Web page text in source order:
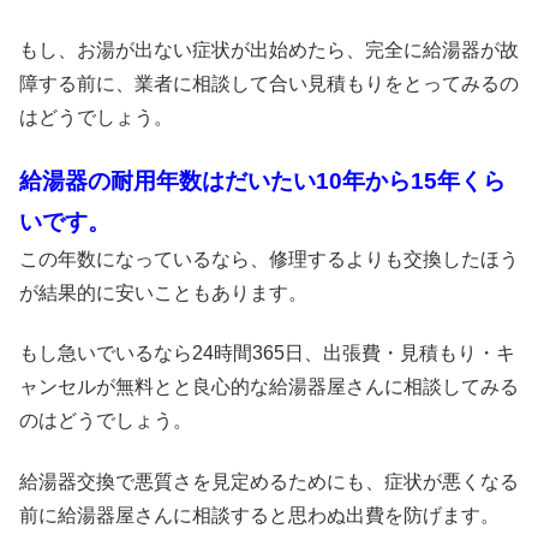
もし、お湯が出ない症状が出始めたら、完全に給湯器が故
障する前に、業者に相談して合い見積もりをとってみるの
はどうでしょう。
給湯器の耐用年数はだいたい10年から15年くら
いです。
この年数になっているなら、修理するよりも交換したほう
が結果的に安いこともあります。
もし急いでいるなら24時間365日、出張費・見積もり・キ
ャンセルが無料とと良心的な給湯器屋さんに相談してみる
のはどうでしょう。
給湯器交換で悪質さを見定めるためにも、症状が悪くなる
前に給湯器屋さんに相談すると思わぬ出費を防げます。